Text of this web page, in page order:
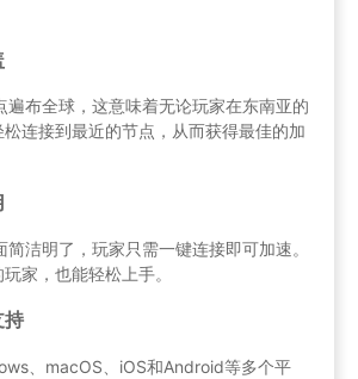
遍布全球，这意味着无论玩家在东南亚的
连接到最近的节点，从而获得最佳的加
洁明了，玩家只需一键连接即可加速。
家，也能轻松上手。
持
、macOS、iOS和Android等多个平